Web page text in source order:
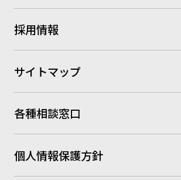
採用情報
サイトマップ
各種相談窓口
個人情報保護方針